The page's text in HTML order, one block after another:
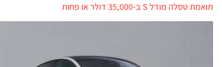
תואמת טסלה מודל S ב-35,000 דולר או פחות